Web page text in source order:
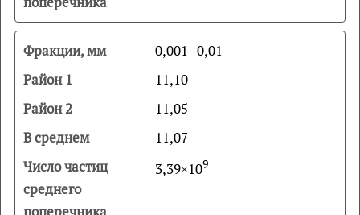
0,001–0,01
11,10
11,05
11,07
3,39×109